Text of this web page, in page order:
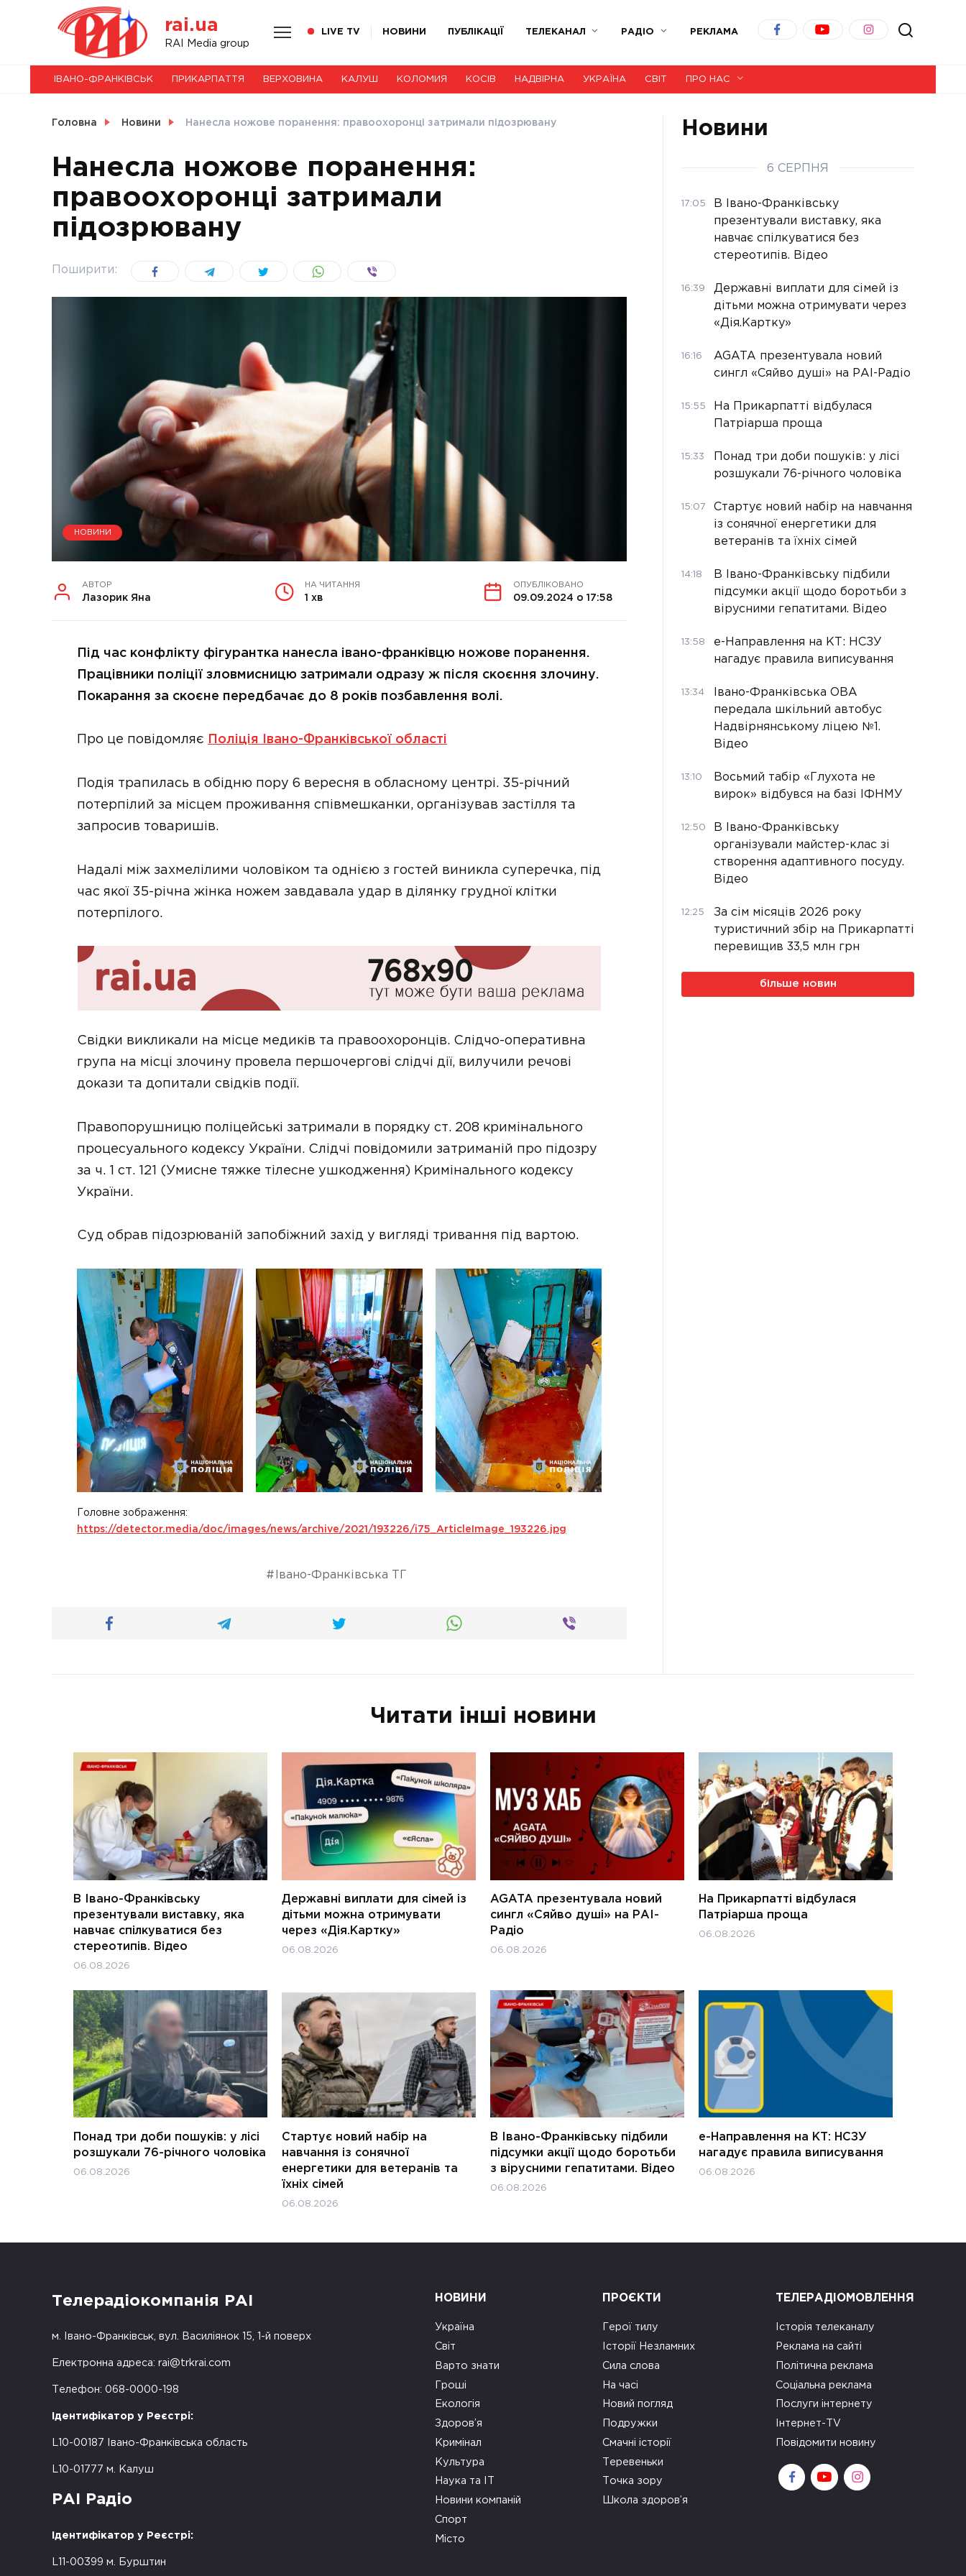
rai.ua
RAI Media group
LIVE TV НОВИНИ ПУБЛІКАЦІЇ ТЕЛЕКАНАЛ РАДІО РЕКЛАМА
НОВИНИ
СВІТ
УКРАЇНА
ІВАНО-ФРАНКІВСЬК ПРИКАРПАТТЯ ВЕРХОВИНА КАЛУШ КОЛОМИЯ КОСІВ НАДВІРНА УКРАЇНА СВІТ ПРО НАС
Головна Новини Нанесла ножове поранення: правоохоронці затримали підозрювану
Нанесла ножове поранення:
правоохоронці затримали
підозрювану
Поширити:
НОВИНИ
АВТОР
Лазорик Яна
НА ЧИТАННЯ
1 хв
ОПУБЛІКОВАНО
09.09.2024 о 17:58
Під час конфлікту фігурантка нанесла івано-франківцю ножове поранення.
Працівники поліції зловмисницю затримали одразу ж після скоєння злочину.
Покарання за скоєне передбачає до 8 років позбавлення волі.
Про це повідомляє Поліція Івано-Франківської області
Подія трапилась в обідню пору 6 вересня в обласному центрі. 35-річний
потерпілий за місцем проживання співмешканки, організував застілля та
запросив товаришів.
Надалі між захмелілими чоловіком та однією з гостей виникла суперечка, під
час якої 35-річна жінка ножем завдавала удар в ділянку грудної клітки
потерпілого.
Свідки викликали на місце медиків та правоохоронців. Слідчо-оперативна
група на місці злочину провела першочергові слідчі дії, вилучили речові
докази та допитали свідків події.
Правопорушницю поліцейські затримали в порядку ст. 208 кримінального
процесуального кодексу України. Слідчі повідомили затриманій про підозру
за ч. 1 ст. 121 (Умисне тяжке тілесне ушкодження) Кримінального кодексу
України.
Суд обрав підозрюваній запобіжний захід у вигляді тривання під вартою.
Головне зображення:
https://detector.media/doc/images/news/archive/2021/193226/i75_ArticleImage_193226.jpg
Івано-Франківська ТГ
Новини
6 СЕРПНЯ
17:05
В Івано-Франківську
презентували виставку, яка
навчає спілкуватися без
стереотипів. Відео
16:39
Державні виплати для сімей із
дітьми можна отримувати через
«Дія.Картку»
16:16
AGATA презентувала новий
сингл «Сяйво душі» на РАІ-Радіо
15:55
На Прикарпатті відбулася
Патріарша проща
15:33
Понад три доби пошуків: у лісі
розшукали 76-річного чоловіка
15:07
Стартує новий набір на навчання
із сонячної енергетики для
ветеранів та їхніх сімей
14:18
В Івано-Франківську підбили
підсумки акції щодо боротьби з
вірусними гепатитами. Відео
13:58
е-Направлення на КТ: НСЗУ
нагадує правила виписування
13:34
Івано-Франківська ОВА
передала шкільний автобус
Надвірнянському ліцею №1.
Відео
13:10
Восьмий табір «Глухота не
вирок» відбувся на базі ІФНМУ
12:50
В Івано-Франківську
організували майстер-клас зі
створення адаптивного посуду.
Відео
12:25
За сім місяців 2026 року
туристичний збір на Прикарпатті
перевищив 33,5 млн грн
більше новин
Читати інші новини
В Івано-Франківську
презентували виставку, яка
навчає спілкуватися без
стереотипів. Відео
06.08.2026
Державні виплати для сімей із
дітьми можна отримувати
через «Дія.Картку»
06.08.2026
AGATA презентувала новий
сингл «Сяйво душі» на РАІ-
Радіо
06.08.2026
На Прикарпатті відбулася
Патріарша проща
06.08.2026
Понад три доби пошуків: у лісі
розшукали 76-річного чоловіка
06.08.2026
Стартує новий набір на
навчання із сонячної
енергетики для ветеранів та
їхніх сімей
06.08.2026
В Івано-Франківську підбили
підсумки акції щодо боротьби
з вірусними гепатитами. Відео
06.08.2026
е-Направлення на КТ: НСЗУ
нагадує правила виписування
06.08.2026
Телерадіокомпанія РАІ
м. Івано-Франківськ, вул. Василіянок 15, 1-й поверх
Електронна адреса: rai@trkrai.com
Телефон: 068-0000-198
Ідентифікатор у Реєстрі:
L10-00187 Івано-Франківська область
L10-01777 м. Калуш
РАІ Радіо
Ідентифікатор у Реєстрі:
L11-00399 м. Бурштин
НОВИНИ
Україна
Світ
Варто знати
Гроші
Екологія
Здоров’я
Кримінал
Культура
Наука та ІТ
Новини компаній
Спорт
Місто
ПРОЄКТИ
Герої тилу
Історії Незламних
Сила слова
На часі
Новий погляд
Подружки
Смачні історії
Теревеньки
Точка зору
Школа здоров’я
ТЕЛЕРАДІОМОВЛЕННЯ
Історія телеканалу
Реклама на сайті
Політична реклама
Соціальна реклама
Послуги інтернету
Інтернет-TV
Повідомити новину